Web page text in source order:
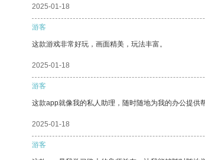
2025-01-18
游客
这款游戏非常好玩，画面精美，玩法丰富。
2025-01-18
游客
这款app就像我的私人助理，随时随地为我的办公提供
2025-01-18
游客